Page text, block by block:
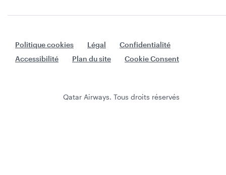
Politique cookies Légal
Confidentialité
Accessibilité
Plan du site Cookie Consent
Qatar Airways. Tous droits réservés